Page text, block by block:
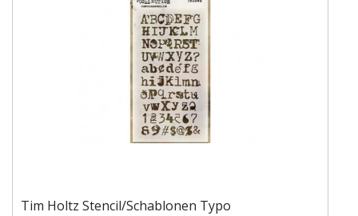
Tim Holtz Stencil/Schablonen Typo